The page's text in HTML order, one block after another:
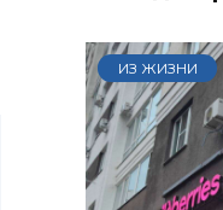
ИЗ ЖИЗНИ